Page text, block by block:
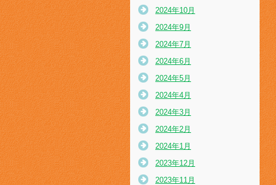
2024年10月
2024年9月
2024年7月
2024年6月
2024年5月
2024年4月
2024年3月
2024年2月
2024年1月
2023年12月
2023年11月